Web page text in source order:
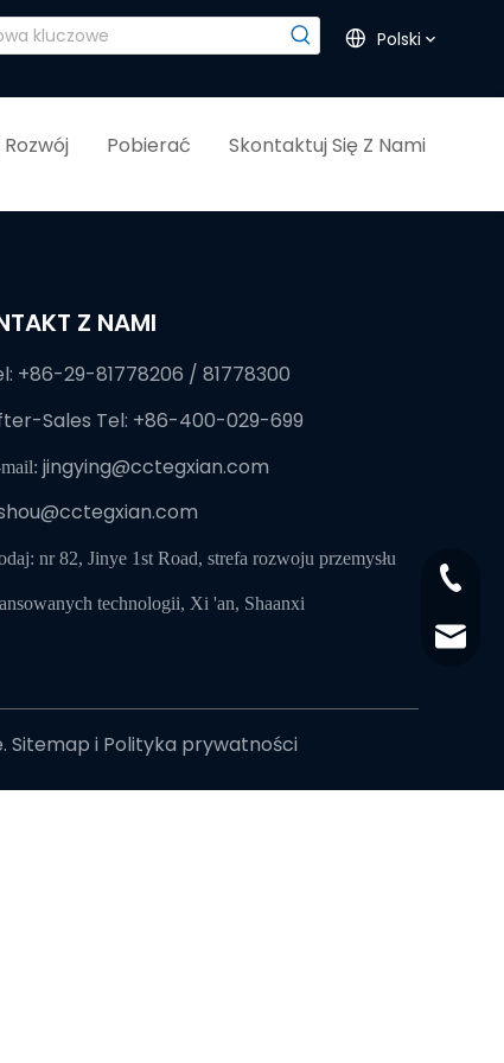
Polski
Pobierać Skontaktuj Się Z Nami
+86-
+86-
Z NAMI
+86-29-81778206 / 81778300
Sales Tel: +86-400-029-699
jingying@cctegxian.com
nr 82, Jinye 1st Road, strefa rozwoju przemysłu
technologii, Xi 'an, Shaanxi
Sitemap i Polityka prywatności